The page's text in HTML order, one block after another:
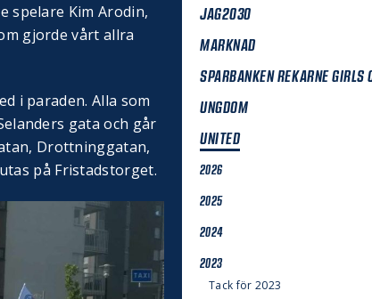
spelare Kim Arodin,
gjorde vårt allra
i paraden. Alla som
gata och går
Drottninggatan,
på Fristadstorget.
JAG2030
MARKNAD
SPARBANKEN REKARNE GIRLS
UNGDOM
UNITED
2026
2025
2024
2023
Tack för 2023